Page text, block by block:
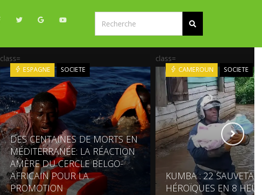
class=
ESPAGNE SOCIETE
DES CENTAINES DE MORTS EN
MÉDITERRANÉE: LA RÉACTION
AMÈRE DU CERCLE BELGO-
AFRICAIN POUR LA
PROMOTION
class=
CAMEROUN SOCIETE
KUMBA : 22
HÉROÏQUES EN 8